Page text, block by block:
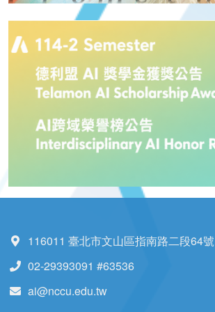
116011 臺北市文山區指南路二段64號
02-29393091 #63536
ai@nccu.edu.tw